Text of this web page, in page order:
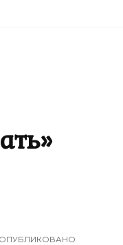
ОПУБЛИКОВАНО